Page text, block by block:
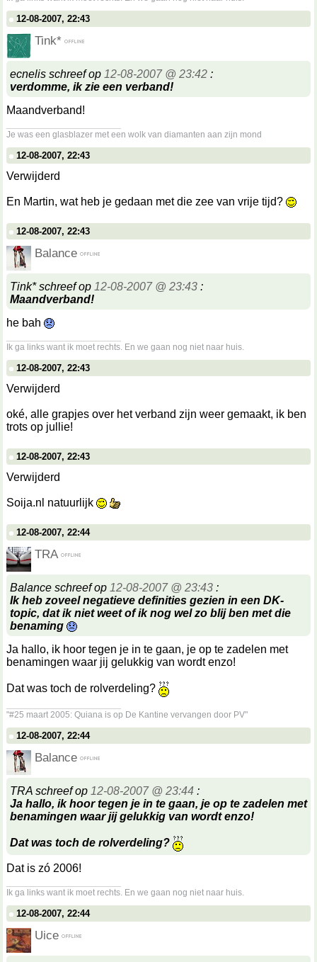
12-08-2007, 22:43
Tink*
ecnelis schreef op 12-08-2007 @ 23:42 :
verdomme, ik zie een verband!
Maandverband!
Je was een glasblazer met een wolk van diamanten aan zijn mond
12-08-2007, 22:43
Verwijderd
En Martin, wat heb je gedaan met die zee van vrije tijd?
12-08-2007, 22:43
Balance
Tink* schreef op 12-08-2007 @ 23:43 :
Maandverband!
he bah
Ik ga links want ik moet rechts. En we gaan nog niet naar huis.
12-08-2007, 22:43
Verwijderd
oké, alle grapjes over het verband zijn weer gemaakt, ik ben
trots op jullie!
12-08-2007, 22:43
Verwijderd
Soija.nl natuurlijk
12-08-2007, 22:44
TRA
Balance schreef op 12-08-2007 @ 23:43 :
Ik heb zoveel negatieve definities gezien in een DK-
topic, dat ik niet weet of ik nog wel zo blij ben met die
benaming
Ja hallo, ik hoor tegen je in te gaan, je op te zadelen met
benamingen waar jij gelukkig van wordt enzo!
Dat was toch de rolverdeling?
"#25 maart 2005: Quiana is op De Kantine vervangen door PV"
12-08-2007, 22:44
Balance
TRA schreef op 12-08-2007 @ 23:44 :
Ja hallo, ik hoor tegen je in te gaan, je op te zadelen met
benamingen waar jij gelukkig van wordt enzo!
Dat was toch de rolverdeling?
Dat is zó 2006!
Ik ga links want ik moet rechts. En we gaan nog niet naar huis.
12-08-2007, 22:44
Uice